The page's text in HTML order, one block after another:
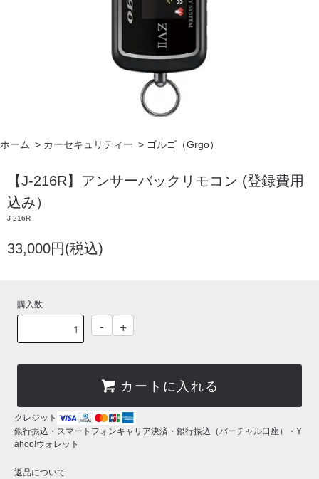
ホーム > カーセキュリティー > ゴルゴ（Grgo）
【J-216R】アンサーバックリモコン (登録費用
込み）
J-216R
33,000円(税込)
購入数
- +
カートに入れる
クレジット
銀行振込・スマートフォンキャリア決済・銀行振込（バーチャル口座）・Y
ahoo!ウォレット
返品について